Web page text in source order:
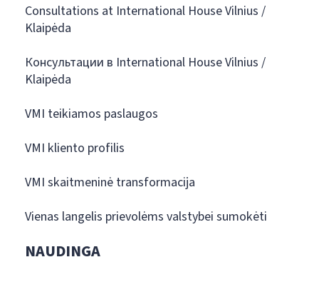
Consultations at International House Vilnius /
Klaipėda
Консультации в International House Vilnius /
Klaipėda
VMI teikiamos paslaugos
VMI kliento profilis
VMI skaitmeninė transformacija
Vienas langelis prievolėms valstybei sumokėti
NAUDINGA